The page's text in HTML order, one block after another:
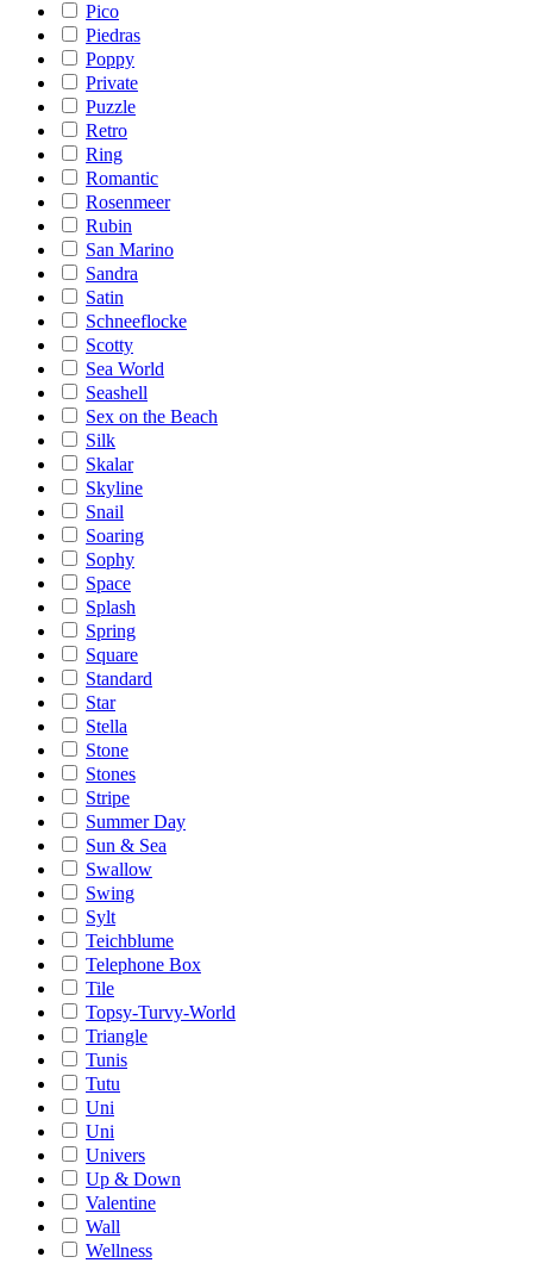
Pico
Piedras
Poppy
Private
Puzzle
Retro
Ring
Romantic
Rosenmeer
Rubin
San Marino
Sandra
Satin
Schneeflocke
Scotty
Sea World
Seashell
Sex on the Beach
Silk
Skalar
Skyline
Snail
Soaring
Sophy
Space
Splash
Spring
Square
Standard
Star
Stella
Stone
Stones
Stripe
Summer Day
Sun & Sea
Swallow
Swing
Sylt
Teichblume
Telephone Box
Tile
Topsy-Turvy-World
Triangle
Tunis
Tutu
Uni
Uni
Univers
Up & Down
Valentine
Wall
Wellness